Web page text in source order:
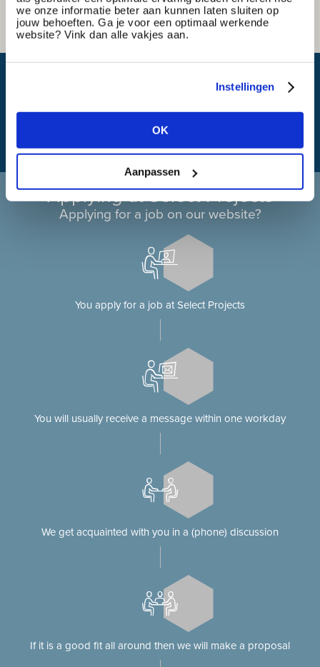
we onze informatie beter aan kunnen laten sluiten op
jouw behoeften. Ga je voor een optimaal werkende
website? Vink dan alle vakjes aan.
Instellingen
OK
Aanpassen
Applying at Select Projects
Applying for a job on our website?
You apply for a job at Select Projects
You will usually receive a message within one workday
We get acquainted with you in a (phone) discussion
If it is a good fit all around then we will make a proposal